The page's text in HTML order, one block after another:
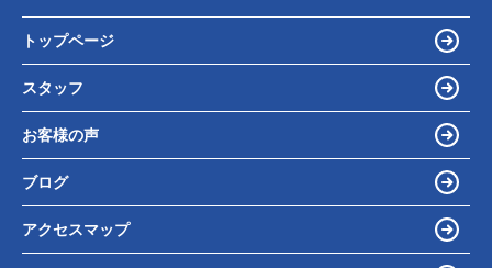
トップページ
スタッフ
お客様の声
ブログ
アクセスマップ